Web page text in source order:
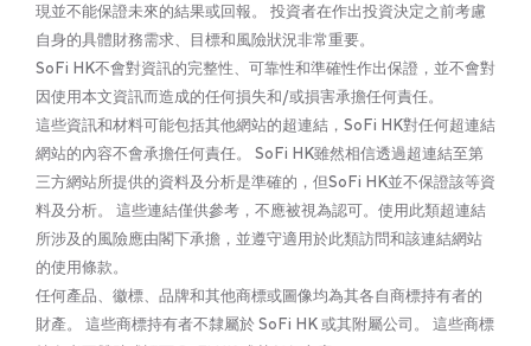
現並不能保證未來的結果或回報。 投資者在作出投資決定之前考慮
自身的具體財務需求、目標和風險狀況非常重要。
SoFi HK不會對資訊的完整性、可靠性和準確性作出保證，並不會對
因使用本文資訊而造成的任何損失和/或損害承擔任何責任。
這些資訊和材料可能包括其他網站的超連結，SoFi HK對任何超連結
網站的內容不會承擔任何責任。 SoFi HK雖然相信透過超連結至第
三方網站所提供的資料及分析是準確的，但SoFi HK並不保證該等資
料及分析。 這些連結僅供參考，不應被視為認可。使用此類超連結
所涉及的風險應由閣下承擔，並遵守適用於此類訪問和該連結網站
的使用條款。
任何產品、徽標、品牌和其他商標或圖像均為其各自商標持有者的
財產。 這些商標持有者不隸屬於 SoFi HK 或其附屬公司。 這些商標